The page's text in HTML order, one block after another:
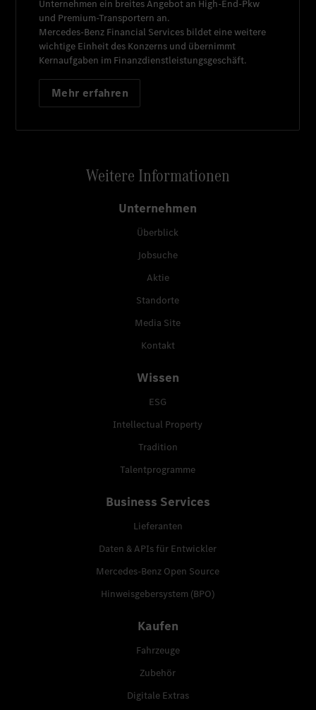
Unternehmen ein breites Angebot an High-End-Pkw
und Premium-Transportern an.
Mercedes-Benz Financial Services bildet eine weitere
wichtige Einheit des Konzerns und übernimmt
Kernaufgaben im Finanzdienstleistungsgeschäft.
Mehr erfahren
Weitere Informationen
Unternehmen
Überblick
Jobsuche
Aktie
Standorte
Media Site
Kontakt
Wissen
ESG
Intellectual Property
Tradition
Talentprogramme
Business Services
Lieferanten
Daten & APIs für Entwickler
Mercedes-Benz Open Source
Hinweisgebersystem (BPO)
Kaufen
Fahrzeuge
Zubehör
Digitale Extras